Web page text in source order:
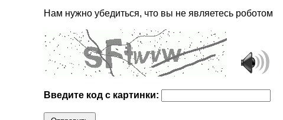
Нам нужно убедиться, что вы не являетесь роботом
Введите код с картинки: